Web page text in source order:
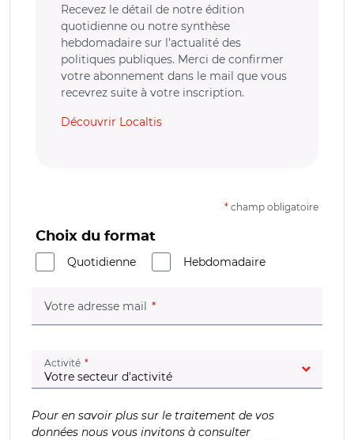
Recevez le détail de notre édition
quotidienne ou notre synthèse
hebdomadaire sur l’actualité des
politiques publiques. Merci de confirmer
votre abonnement dans le mail que vous
recevrez suite à votre inscription.
Découvrir Localtis
* champ obligatoire
Choix du format
Quotidienne
Hebdomadaire
Votre adresse mail (champ obligatoire)
Activité (champ obligatoire)
Pour en savoir plus sur le traitement de vos
données nous vous invitons à consulter